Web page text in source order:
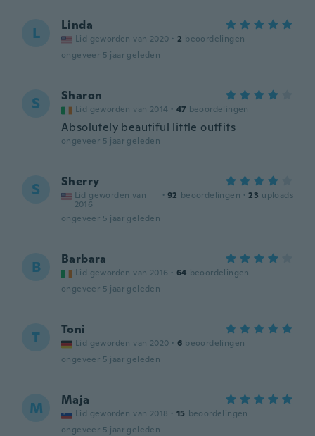
L Linda
Lid geworden van 2020 · 2 beoordelingen
ongeveer 5 jaar geleden
S Sharon
Lid geworden van 2014 · 47 beoordelingen
Absolutely beautiful little outfits
ongeveer 5 jaar geleden
S Sherry
Lid geworden van
2016
· 92 beoordelingen · 23 uploads
ongeveer 5 jaar geleden
B Barbara
Lid geworden van 2016 · 64 beoordelingen
ongeveer 5 jaar geleden
T Toni
Lid geworden van 2020 · 6 beoordelingen
ongeveer 5 jaar geleden
M Maja
Lid geworden van 2018 · 15 beoordelingen
ongeveer 5 jaar geleden